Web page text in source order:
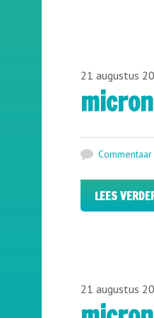
21 augustus
Commentaar
LEES
21 augustus